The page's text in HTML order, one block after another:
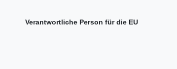
Verantwortliche Person für die EU